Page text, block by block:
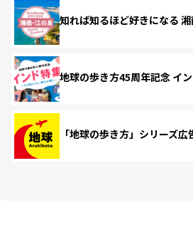
知れば知るほど好きになる
地球の歩き方45周年記念 イ
「地球の歩き方」シリーズ広